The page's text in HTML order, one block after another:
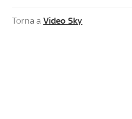
Torna a Video Sky